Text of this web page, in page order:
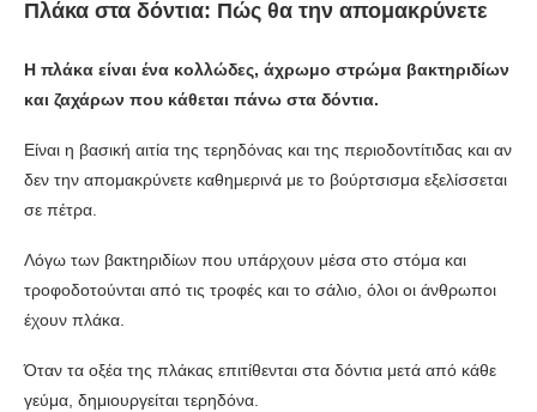
Πλάκα στα δόντια: Πώς θα την απομακρύνετε
Η πλάκα είναι ένα κολλώδες, άχρωμο στρώμα βακτηριδίων
και ζαχάρων που κάθεται πάνω στα δόντια.
Είναι η βασική αιτία της τερηδόνας και της περιοδοντίτιδας και αν
δεν την απομακρύνετε καθημερινά με το βούρτσισμα εξελίσσεται
σε πέτρα.
Λόγω των βακτηριδίων που υπάρχουν μέσα στο στόμα και
τροφοδοτούνται από τις τροφές και το σάλιο, όλοι οι άνθρωποι
έχουν πλάκα.
Όταν τα οξέα της πλάκας επιτίθενται στα δόντια μετά από κάθε
γεύμα, δημιουργείται τερηδόνα.